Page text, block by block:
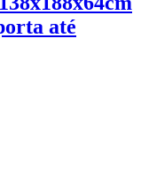
até